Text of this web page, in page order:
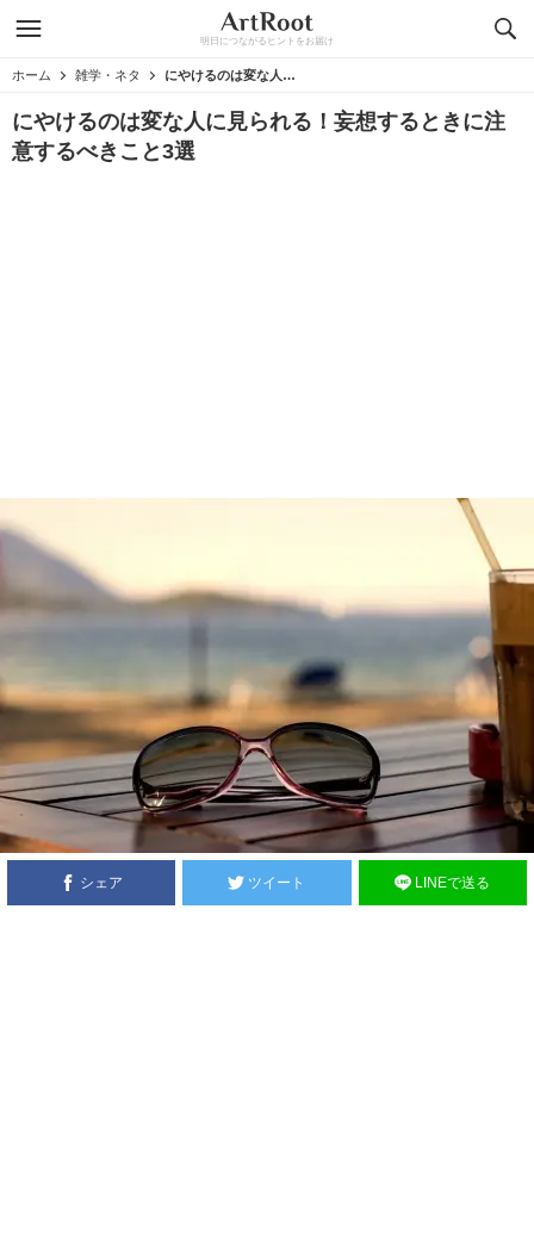
明日につながるヒントをお届け
ホーム 雑学・ネタ にやけるのは変な人に見られる！妄想するときに注意するべきこと3選
にやけるのは変な人に見られる！妄想するときに注
意するべきこと3選
シェア ツイート LINEで送る